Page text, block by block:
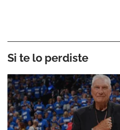
Si te lo perdiste